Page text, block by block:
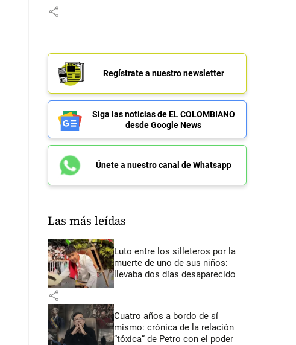
share
Regístrate a nuestro newsletter
Siga las noticias de EL COLOMBIANO
desde Google News
Únete a nuestro canal de Whatsapp
Las más leídas
Luto entre los silleteros por la
muerte de uno de sus niños:
llevaba dos días desaparecido
share
Cuatro años a bordo de sí
mismo: crónica de la relación
“tóxica” de Petro con el poder